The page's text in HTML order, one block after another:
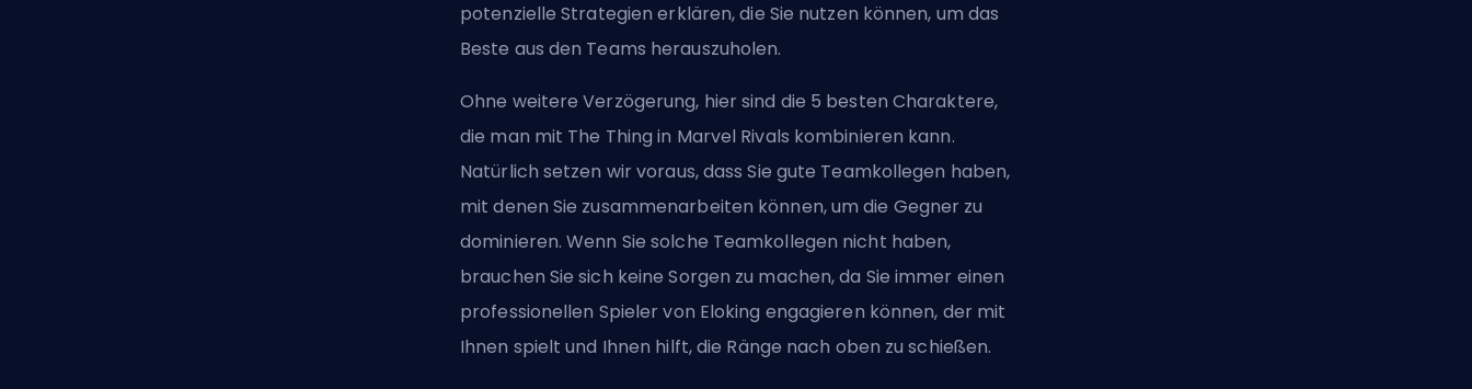
potenzielle Strategien erklären, die Sie nutzen können, um das
Beste aus den Teams herauszuholen.
Ohne weitere Verzögerung, hier sind die 5 besten Charaktere,
die man mit The Thing in Marvel Rivals kombinieren kann.
Natürlich setzen wir voraus, dass Sie gute Teamkollegen haben,
mit denen Sie zusammenarbeiten können, um die Gegner zu
dominieren. Wenn Sie solche Teamkollegen nicht haben,
brauchen Sie sich keine Sorgen zu machen, da Sie immer einen
professionellen Spieler von Eloking engagieren können, der mit
Ihnen spielt und Ihnen hilft, die Ränge nach oben zu schießen.